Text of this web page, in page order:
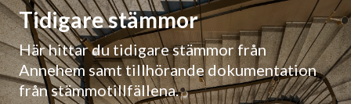
Tidigare stämmor
Här hittar du tidigare stämmor från
Annehem samt tillhörande dokumentation
från stämmotillfällena.